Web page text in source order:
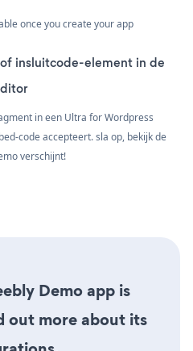
once you create your app
insluitcode-element in de
in een Ultra for Wordpress
code accepteert. sla op, bekijk de
verschijnt!
Demo app is
out more about its